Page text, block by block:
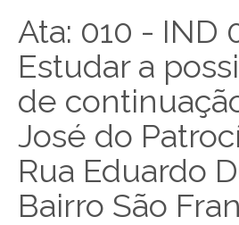
Ata: 010 - IND
Estudar a
de
José do
Rua Eduardo
Bairro São